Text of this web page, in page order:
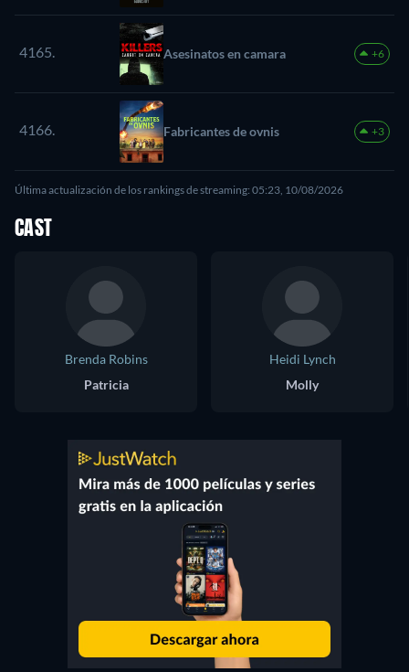
4165. Asesinatos en camara +6
4166. Fabricantes de ovnis +3
Última actualización de los rankings de streaming: 05:23, 10/08/2026
CAST
Brenda Robins
Patricia
Heidi Lynch
Molly